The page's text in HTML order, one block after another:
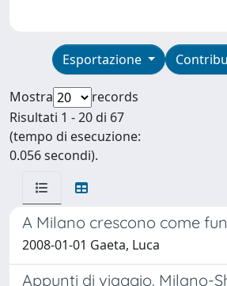
Esportazione
Mostra
records
Risultati 1 - 20 di 67
(tempo di esecuzione:
0.056 secondi).
A Milano crescono come
2008-01-01 Gaeta, Luca
Appunti di viaggio. Milano-